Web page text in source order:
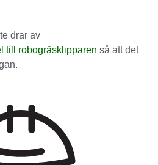
drar av
till robogräsklipparen så att det